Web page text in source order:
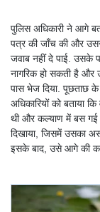
पुलिस अधिकारी ने आगे
पत्र की जाँच की और
जवाब नहीं दे पाई. उसके
नागरिक हो सकती है और
पास भेज दिया. पूछताछ के
अधिकारियों को बताया
थी और कल्याण में बस गई
दिखाया, जिसमें उसका
इसके बाद, उसे आगे की